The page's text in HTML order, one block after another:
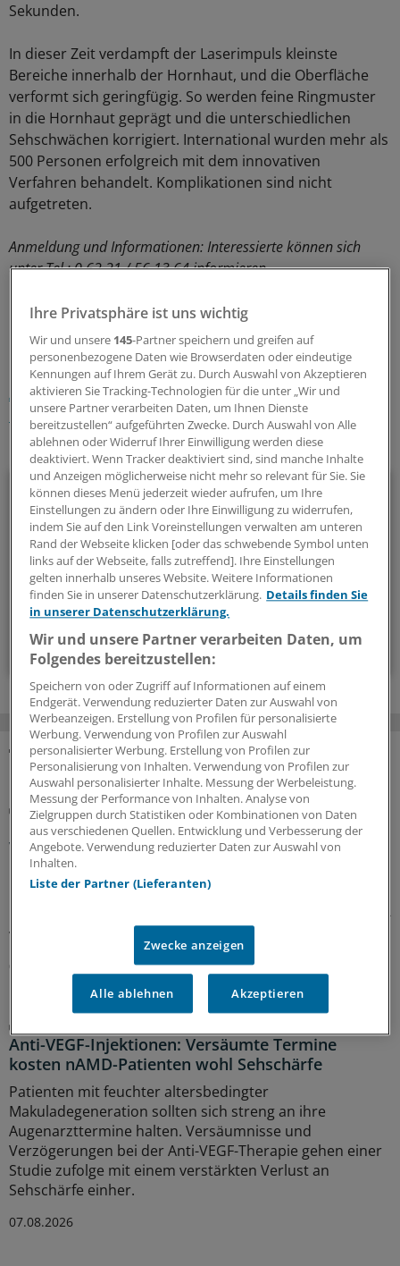
Sekunden.
In dieser Zeit verdampft der Laserimpuls kleinste
Bereiche innerhalb der Hornhaut, und die Oberfläche
verformt sich geringfügig. So werden feine Ringmuster
in die Hornhaut geprägt und die unterschiedlichen
Sehschwächen korrigiert. International wurden mehr als
500 Personen erfolgreich mit dem innovativen
Verfahren behandelt. Komplikationen sind nicht
aufgetreten.
Anmeldung und Informationen: Interessierte können sich
unter Tel.: 0 62 21 / 56 13 64 informieren.
Schlagworte:
Augenkrankheiten Allgemeinmedizin Chirurgie
Innere Medizin
Ihr Newsletter zum Thema
Ophthalmologie
Die Ophthalmologie im Blick: Alle Neuigkeiten aus diesem
Fachbereich fassen wir hier übersichtlich zusammen.
alle 8 Wochen (Freitag)
Zum Abonnieren bitte anmelden
MEHR ZUM THEMA
Hornhautinfektion durch Pilze
Pilzkeratitis: CRISPR-Test hilft bei unklaren
Verdachtsfällen
Bei Abstrich- und Kultur-negativer Pilzkeratitis kann ein
molekularer Test rasch und relativ zuverlässig die
Diagnose sichern – vor allem dort, wo keine konfokale In-
vivo-Mikroskopie verfügbar ist.
07.08.2026
Anti-VEGF-Injektionen: Versäumte Termine
kosten nAMD-Patienten wohl Sehschärfe
Patienten mit feuchter altersbedingter
Makuladegeneration sollten sich streng an ihre
Augenarzttermine halten. Versäumnisse und
Verzögerungen bei der Anti-VEGF-Therapie gehen einer
Studie zufolge mit einem verstärkten Verlust an
Sehschärfe einher.
07.08.2026
Ihre Privatsphäre ist uns wichtig
Wir und unsere 145-Partner speichern und greifen auf
personenbezogene Daten wie Browserdaten oder eindeutige
Kennungen auf Ihrem Gerät zu. Durch Auswahl von Akzeptieren
aktivieren Sie Tracking-Technologien für die unter „Wir und
unsere Partner verarbeiten Daten, um Ihnen Dienste
bereitzustellen“ aufgeführten Zwecke. Durch Auswahl von Alle
ablehnen oder Widerruf Ihrer Einwilligung werden diese
deaktiviert. Wenn Tracker deaktiviert sind, sind manche Inhalte
und Anzeigen möglicherweise nicht mehr so relevant für Sie. Sie
können dieses Menü jederzeit wieder aufrufen, um Ihre
Einstellungen zu ändern oder Ihre Einwilligung zu widerrufen,
indem Sie auf den Link Voreinstellungen verwalten am unteren
Rand der Webseite klicken [oder das schwebende Symbol unten
links auf der Webseite, falls zutreffend]. Ihre Einstellungen
gelten innerhalb unseres Website. Weitere Informationen
finden Sie in unserer Datenschutzerklärung. Details finden Sie
in unserer Datenschutzerklärung.
Wir und unsere Partner verarbeiten Daten, um
Folgendes bereitzustellen:
Speichern von oder Zugriff auf Informationen auf einem
Endgerät. Verwendung reduzierter Daten zur Auswahl von
Werbeanzeigen. Erstellung von Profilen für personalisierte
Werbung. Verwendung von Profilen zur Auswahl
personalisierter Werbung. Erstellung von Profilen zur
Personalisierung von Inhalten. Verwendung von Profilen zur
Auswahl personalisierter Inhalte. Messung der Werbeleistung.
Messung der Performance von Inhalten. Analyse von
Zielgruppen durch Statistiken oder Kombinationen von Daten
aus verschiedenen Quellen. Entwicklung und Verbesserung der
Angebote. Verwendung reduzierter Daten zur Auswahl von
Inhalten.
Liste der Partner (Lieferanten)
Zwecke anzeigen
Alle ablehnen Akzeptieren